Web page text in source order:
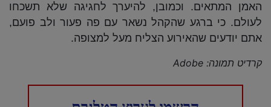
האמן המתאים. וכמובן, להיערך לחגיגה שלא תשכחו
לעולם. כי ברגע שהקהל נשאר עם פה פעור ולב פועם,
אתם יודעים שהאירוע הצליח מעל למצופה.
קרדיט תמונה: Adobe